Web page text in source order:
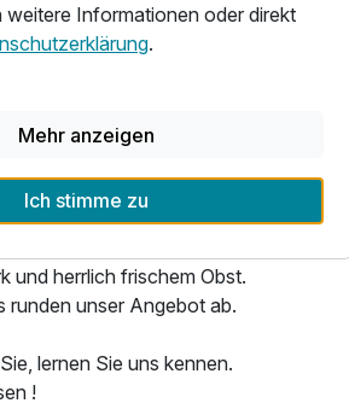
im angrenzenden Art Hotel
an frischen Brötchen und Broten,
Wurst- und Schinkensorten.
Forelle, verschiedene
und herrlich frischem Obst.
runden unser Angebot ab.
lernen Sie uns kennen.
!
weitere Informationen oder direkt
.
Mehr anzeigen
Ich stimme zu